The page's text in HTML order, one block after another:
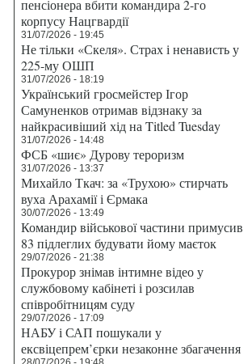
пенсіонера вбити командира 2-го
корпусу Нацгвардії
31/07/2026 - 19:45
Не тільки «Скеля». Страх і ненависть у
225-му ОШП
31/07/2026 - 18:19
Український гросмейстер Ігор
Самуненков отримав відзнаку за
найкрасивіший хід на Titled Tuesday
31/07/2026 - 14:48
ФСБ «шиє» Дурову тероризм
31/07/2026 - 13:37
Михайло Ткач: за «Трухою» стирчать
вуха Арахамії і Єрмака
30/07/2026 - 13:49
Командир військової частини примусив
83 підлеглих будувати йому маєток
29/07/2026 - 21:38
Прокурор знімав інтимне відео у
службовому кабінеті і розсилав
співробітницям суду
29/07/2026 - 17:09
НАБУ і САП пошукали у
ексвіцепрем’єрки незаконне збагачення